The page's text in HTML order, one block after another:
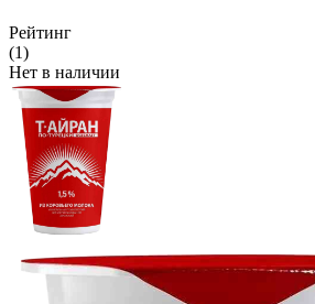
Рейтинг
(1)
Нет в наличии